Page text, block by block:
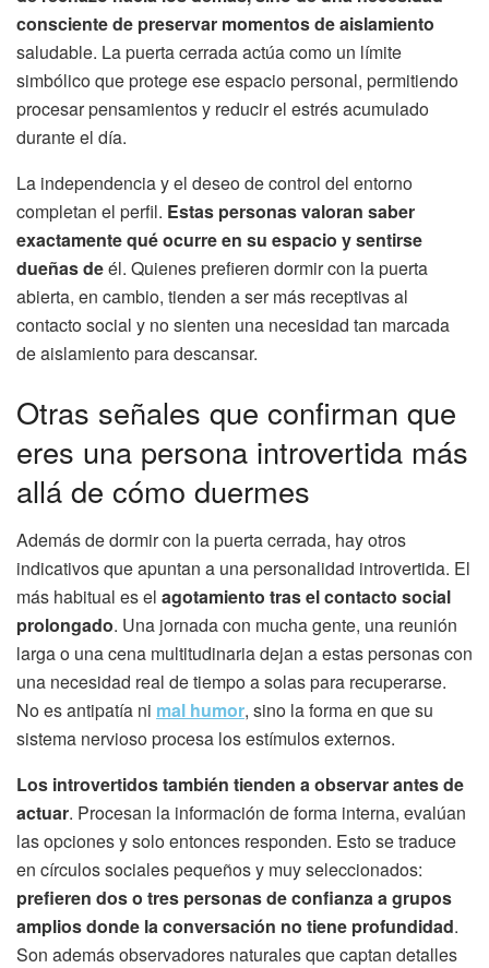
consciente de preservar momentos de aislamiento
saludable. La puerta cerrada actúa como un límite
simbólico que protege ese espacio personal, permitiendo
procesar pensamientos y reducir el estrés acumulado
durante el día.
La independencia y el deseo de control del entorno
completan el perfil. Estas personas valoran saber
exactamente qué ocurre en su espacio y sentirse
dueñas deél. Quienes prefieren dormir con la puerta
abierta, en cambio, tienden a ser más receptivas al
contacto social y no sienten una necesidad tan marcada
de aislamiento para descansar.
Otras señales que confirman que
eres una persona introvertida más
allá de cómo duermes
Además de dormir con la puerta cerrada, hay otros
indicativos que apuntan a una personalidad introvertida. El
más habitual es el agotamiento tras el contacto social
prolongado. Una jornada con mucha gente, una reunión
larga o una cena multitudinaria dejan a estas personas con
una necesidad real de tiempo a solas para recuperarse.
No es antipatía ni mal humor, sino la forma en que su
sistema nervioso procesa los estímulos externos.
Los introvertidos también tienden a observar antes de
actuar. Procesan la información de forma interna, evalúan
las opciones y solo entonces responden. Esto se traduce
en círculos sociales pequeños y muy seleccionados:
prefieren dos o tres personas de confianza a grupos
amplios donde la conversación no tiene profundidad.
Son además observadores naturales que captan detalles